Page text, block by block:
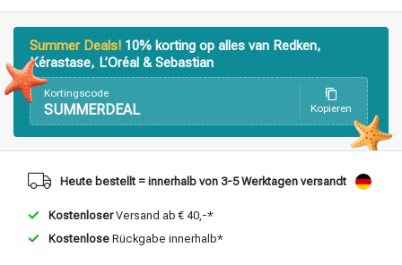
Stylingprodukte Haarfärbung
Summer Deals! 10% korting op alles van Redken,
Kérastase, L’Oréal & Sebastian
Kortingscode
SUMMERDEAL Kopieren
Heute bestellt = innerhalb von 3-5 Werktagen versandt
KostenloserVersand ab € 40,-*
Kostenlose Rückgabe innerhalb*